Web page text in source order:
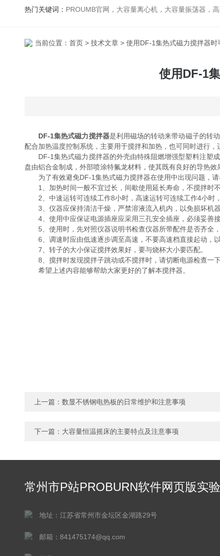
热门关键词： PROUMB官网，大容量离心机，大容量振荡器，高速冷冻离心机，生化、光照、振荡培养箱，磁力搅拌器
当前位置： 首页 > 技术文章 > 使用DF-1集热式磁力搅拌器
使用DF-1
DF-1集热式磁力搅拌器是利用磁场的转动来带动磁子的转动
配合加热温度控制系统，主要用于搅拌和加热，也可同时进行
DF-1集热式磁力搅拌器的外壳由特殊阻燃增强型塑料注塑成型
盘由铝合金制成，外部喷涂特氟龙材料，使其既有良好的导热效果
为了有效避免DF-1集热式磁力搅拌器在使用中出现问题，请
1、加热时间一般不宜过长，间歇使用延长寿命，不搅拌时不加
2、中速运转可连续工作8小时，高速运转可连续工作4小时
3、仪器应保持清洁干燥，严禁溶液流入机内，以免损坏机器
4、使用中应保证电源插座应采用三孔安全插座，必须妥善接地
5、使用时，先对照仪器说明书检查仪器所带配件是否齐全，譬
6、调速时应由低速逐步调至高速，不要高速档直接起动，
7、转子的大小保证搅拌效果好，要与烧杯大小要匹配。
8、搅拌时发现搅拌子跳动或不搅拌时，请切断电源检查
希望上述内容能够帮助大家更好的了解本搅拌器。
上一篇： 数显不锈钢电热板的日常维护和注意事项
下一篇： 大容量恒温摇床的主要特点及注意事项
常州市P站PROBURN软件网页版实验
地址：江苏省常州市金坛区金湖路29号
邮箱：841475174@qq.com